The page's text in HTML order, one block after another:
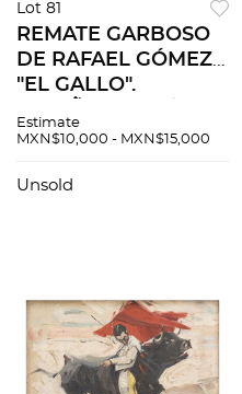
Lot 81
REMATE GARBOSO
DE RAFAEL GÓMEZ
"EL GALLO".
sobre tela. Firmado
34.5 x 44.5 cm.
Estimate
MXN$10,000 - MXN$15,000
Unsold